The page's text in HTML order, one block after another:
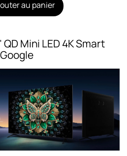
au panier
QD Mini LED 4K Smart
Google